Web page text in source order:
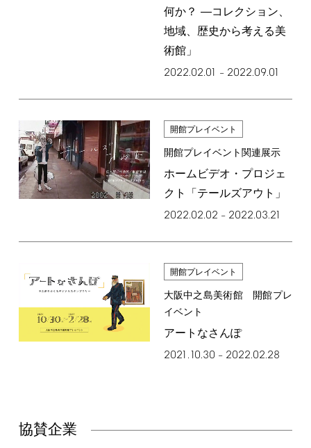
何か？ ―コレクション、
地域、歴史から考える美
術館」
2022.02.01 – 2022.09.01
開館プレイベント
開館プレイベント関連展示
ホームビデオ・プロジェ
クト「テールズアウト」
2022.02.02 – 2022.03.21
開館プレイベント
大阪中之島美術館 開館プレ
イベント
アートなさんぽ
2021.10.30 – 2022.02.28
協賛企業